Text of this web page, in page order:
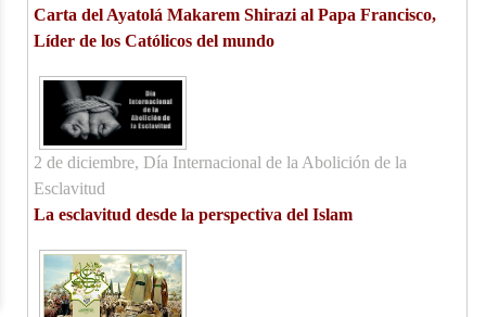
Carta del Ayatolá Makarem Shirazi al Papa Francisco,
Líder de los Católicos del mundo
2 de diciembre, Día Internacional de la Abolición de la
Esclavitud
La esclavitud desde la perspectiva del Islam